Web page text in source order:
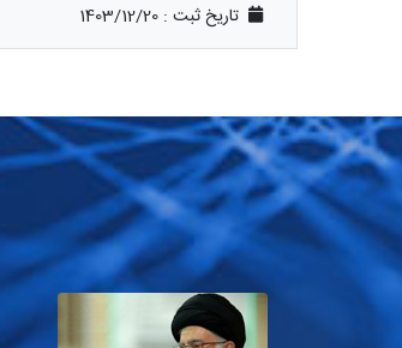
تاریخ ثبت : 1403/12/20